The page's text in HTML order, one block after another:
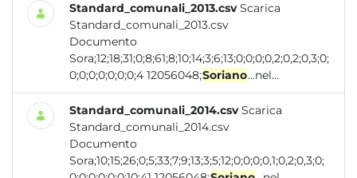
Standard_comunali_2013.csv Scarica
Standard_comunali_2013.csv
Documento
Sora;12;18;31;0;8;61;8;10;14;3;6;13;0;0;0;0,2;0,2;0,3;0;
0;0;0;0;0;0;0;4 12056048;Soriano...nel...
Standard_comunali_2014.csv Scarica
Standard_comunali_2014.csv
Documento
Sora;10;15;26;0;5;33;7;9;13;3;5;12;0;0;0;0,1;0,2;0,3;0;